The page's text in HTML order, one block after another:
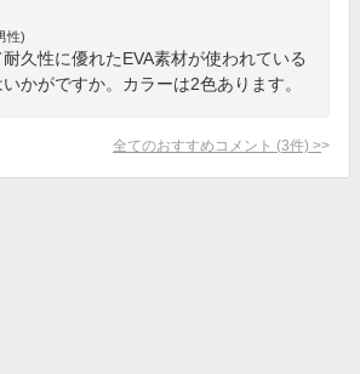
性)
久性に優れたEVA素材が使われている
かがですか。カラーは2色あります。
全てのおすすめコメント (3件) >